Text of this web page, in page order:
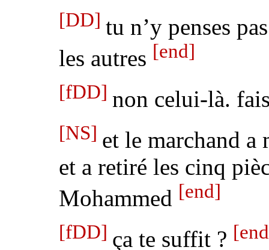
[DD] tu n’y penses
les autres [end]
[fDD] non celui-là.
[NS] et le marchand a
et a retiré les cinq
Mohammed [end]
[fDD] ça te suffit ?